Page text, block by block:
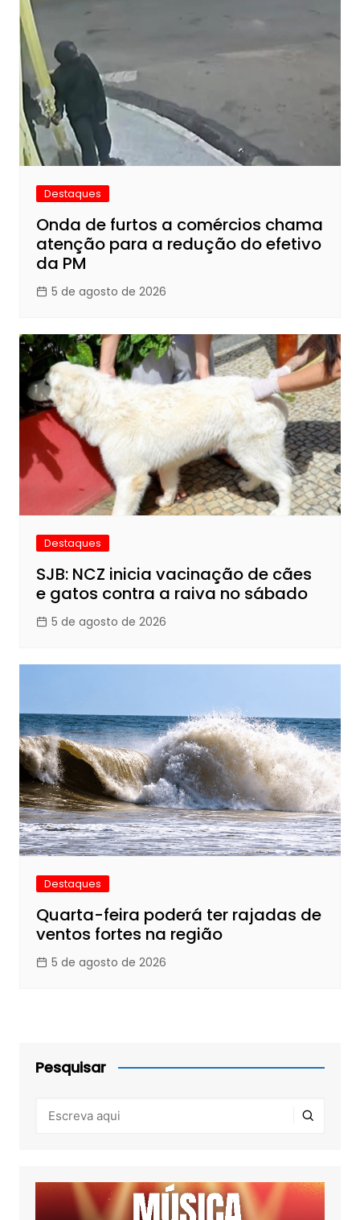
Destaques
Onda de furtos a comércios chama
atenção para a redução do efetivo
da PM
5 de agosto de 2026
Destaques
SJB: NCZ inicia vacinação de cães
e gatos contra a raiva no sábado
5 de agosto de 2026
Destaques
Quarta-feira poderá ter rajadas de
ventos fortes na região
5 de agosto de 2026
Pesquisar